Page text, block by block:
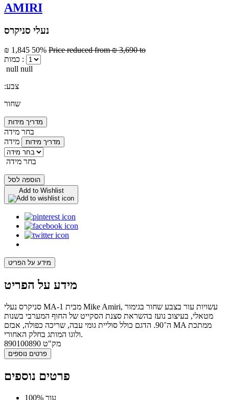
AMIRI
נעלי סניקרס
₪ 1,845 50% Price reduced from₪ 3,690 to
כמות :
null null
:צבע
שחור
מדריך מידות
בחר מידה
מידה
מדריך מידות
בחר מידה
הוספה לסל
Add to Wishlist
מידע על הפריט
מידע על הפריט
סניקרס נעלי MA-1 מבית Mike Amiri, עשויות עור בצבע שחור בגימור
מטאלי, בעיצוב נועז בהשראת סצנת הסקייט של החוף המערבי בשנות
ה־90. הדגם כולל סוליית גומי עבה, שריכה כפולה, אבזם MA ממתכת
ולוגו המותג בחלק האחורי.
מק"ט 890100890
פרטים נוספים
פרטים נוספים
100% עור